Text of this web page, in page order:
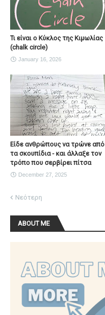
Τι είναι ο Κύκλος της Κιμωλίας
(chalk circle)
January 16, 2026
Είδε ανθρώπους να τρώνε από
τα σκουπίδια - και άλλαξε τον
τρόπο που σερβίρει πίτσα
December 27, 2025
Νεότερη
ABOUT ME